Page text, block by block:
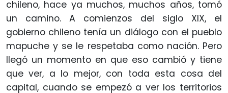
chileno, hace ya muchos, muchos años, tomó
un camino. A comienzos del siglo XIX, el
gobierno chileno tenía un diálogo con el pueblo
mapuche y se le respetaba como nación. Pero
llegó un momento en que eso cambió y tiene
que ver, a lo mejor, con toda esta cosa del
capital, cuando se empezó a ver los territorios